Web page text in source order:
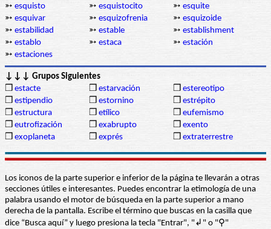
➳ esquisto ➳ esquistocito ➳ esquite
➳ esquivar ➳ esquizofrenia ➳ esquizoide
➳ estabilidad ➳ estable ➳ establishment
➳ establo ➳ estaca ➳ estación
➳ estaciones
↓↓↓ Grupos Siguientes
❒ estacte ❒ estarvación ❒ estereotipo
❒ estipendio ❒ estornino ❒ estrépito
❒ estructura ❒ etílico ❒ eufemismo
❒ eutrofización ❒ exabrupto ❒ exento
❒ exoplaneta ❒ exprés ❒ extraterrestre
Los iconos de la parte superior e inferior de la página te llevarán a otras
secciones útiles e interesantes. Puedes encontrar la etimología de una
palabra usando el motor de búsqueda en la parte superior a mano
derecha de la pantalla. Escribe el término que buscas en la casilla que
dice “Busca aquí” y luego presiona la tecla "Entrar", "↲" o "⚲"